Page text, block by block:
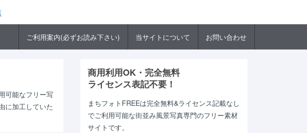
ご利用案内(必ずお読み下さい) 当サイトについて お問い合わせ
可能なフリー写
に加工していた
商用利用OK・完全無料
ライセンス表記不要！
まちフォトFREEは完全無料&ライセンス記載なし
でご利用可能な街並み風景写真専門のフリー素材
サイトです。